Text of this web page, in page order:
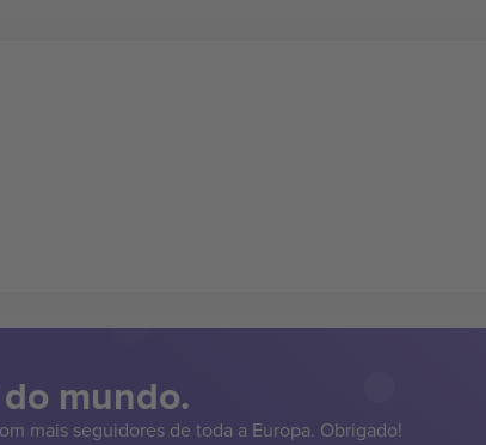
mundo.
mais seguidores de toda a Europa. Obrigado!